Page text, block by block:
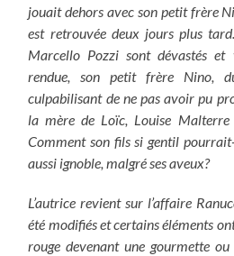
jouait dehors avec son petit frère
est retrouvée deux jours plus
Marcello Pozzi sont dévastés
rendue, son petit frère Nino,
culpabilisant de ne pas avoir pu
la mère de Loïc, Louise
Comment son fils si gentil
aussi ignoble, malgré ses aveux?
L’autrice revient sur l’affaire
été modifiés et certains éléments
rouge devenant une gourmette ou